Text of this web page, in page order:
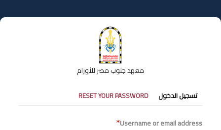
إلى
المحتوى
معهد جنوب مصر للأورام
التبويبات
الأساسية
تسجيل الدخول RESET YOUR PASSWORD
Username or email address